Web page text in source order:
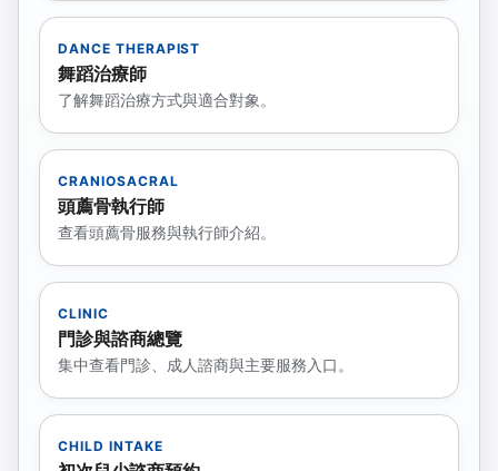
DANCE THERAPIST
舞蹈治療師
了解舞蹈治療方式與適合對象。
CRANIOSACRAL
頭薦骨執行師
查看頭薦骨服務與執行師介紹。
CLINIC
門診與諮商總覽
集中查看門診、成人諮商與主要服務入口。
CHILD INTAKE